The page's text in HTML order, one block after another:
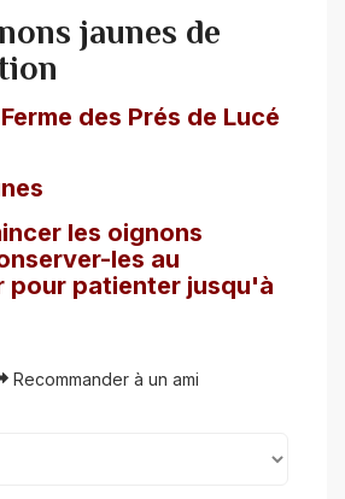
jaunes de
des Prés de Lucé
les oignons
les au
pour patienter jusqu'à
Recommander à un ami